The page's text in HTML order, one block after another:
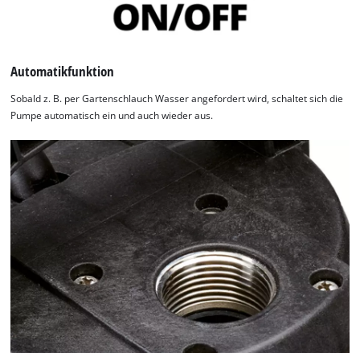
Automatikfunktion
Sobald z. B. per Gartenschlauch Wasser angefordert wird, schaltet sich die
Pumpe automatisch ein und auch wieder aus.